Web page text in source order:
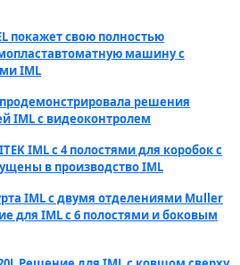
покажет свою полностью
машину с
IML
продемонстрировала решения
IML с видеоконтролем
IML с 4 полостями для коробок с
в производство IML
IML с двумя отделениями Muller
для IML с 6 полостями и боковым